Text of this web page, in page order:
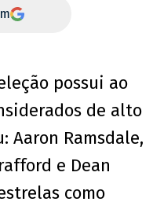
possui ao
de alto
Aaron Ramsdale,
e Dean
como